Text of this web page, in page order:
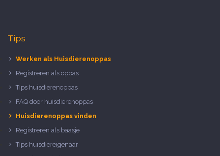
Tips
Werken als Huisdierenoppas
Registreren als oppas
Tips huisdierenoppas
FAQ door huisdierenoppas
Huisdierenoppas vinden
Registreren als baasje
Tips huisdiereigenaar